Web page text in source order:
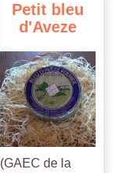
Petit bleu
d'Aveze
(GAEC de la